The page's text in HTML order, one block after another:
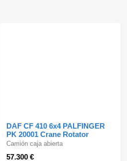
DAF CF 410 6x4 PALFINGER
PK 20001 Crane Rotator
57.300 €
Camión caja abierta